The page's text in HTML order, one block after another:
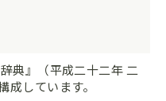
典』（平成二十二年 二
しています。